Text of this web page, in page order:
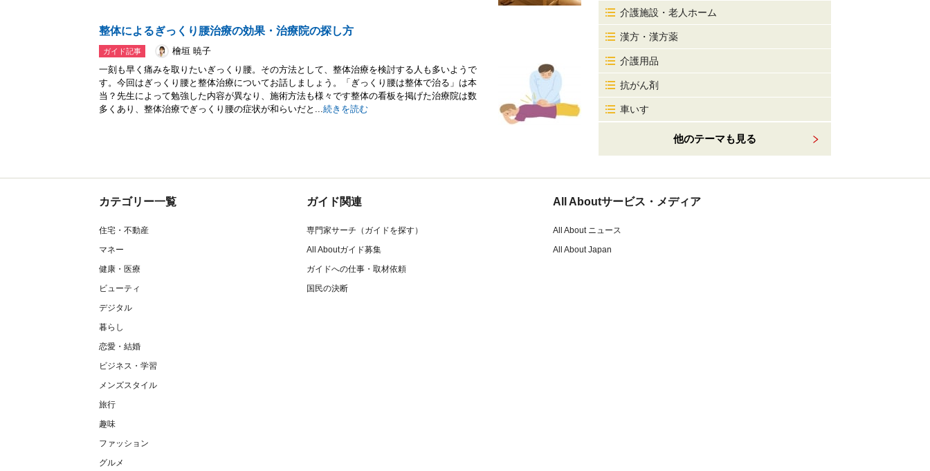
整体によるぎっくり腰治療の効果・治療院の探し方
ガイド記事
檜垣 暁子
一刻も早く痛みを取りたいぎっくり腰。その方法として、整体治療を検討する人も多いようで
す。今回はぎっくり腰と整体治療についてお話しましょう。「ぎっくり腰は整体で治る」は本
当？先生によって勉強した内容が異なり、施術方法も様々です整体の看板を掲げた治療院は数
多くあり、整体治療でぎっくり腰の症状が和らいだと...続きを読む
介護施設・老人ホーム
漢方・漢方薬
介護用品
抗がん剤
車いす
他のテーマも見る
カテゴリー一覧
住宅・不動産
マネー
健康・医療
ビューティ
デジタル
暮らし
恋愛・結婚
ビジネス・学習
メンズスタイル
旅行
趣味
ファッション
グルメ
ガイド関連
専門家サーチ（ガイドを探す）
All Aboutガイド募集
ガイドへの仕事・取材依頼
国民の決断
All Aboutサービス・メディア
All About ニュース
All About Japan